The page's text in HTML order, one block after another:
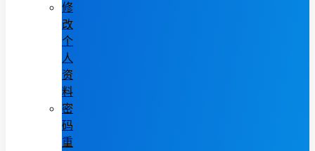
修
改
个
人
资
料
密
码
重